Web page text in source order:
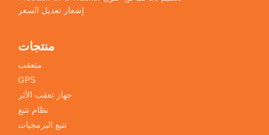
إشعار تعديل السعر
منتجات
متعقب
GPS
جهاز تعقب الأثر
نظام تتبع
تتبع البرمجيات